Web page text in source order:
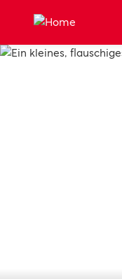
Zum Hauptinhalt